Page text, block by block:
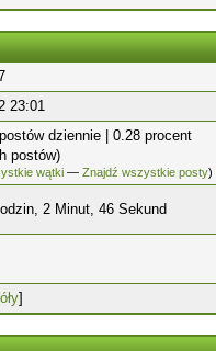
23:01
dziennie | 0.28 procent
postów)
wątki — Znajdź wszystkie posty)
2 Minut, 46 Sekund
]